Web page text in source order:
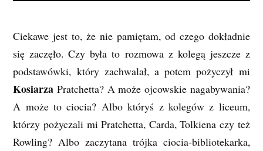
Ciekawe jest to, że nie pamiętam, od czego dokładnie
się zaczęło. Czy była to rozmowa z kolegą jeszcze z
podstawówki, który zachwalał, a potem pożyczył mi
Kosiarza Pratchetta? A może ojcowskie nagabywania?
A może to ciocia? Albo któryś z kolegów z liceum,
którzy pożyczali mi Pratchetta, Carda, Tolkiena czy też
Rowling? Albo zaczytana trójka ciocia-bibliotekarka,